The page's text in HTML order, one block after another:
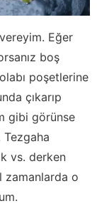
Eğer
boş
poşetlerine
çıkarıp
gibi görünse
Tezgaha
vs. derken
zamanlarda o